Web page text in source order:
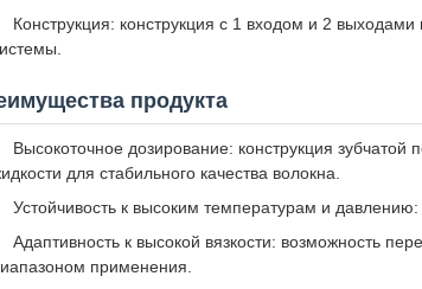
Конструкция: конструкция с 1 входом и 2
продукта
Высокоточное дозирование: конструкция
для стабильного качества волокна.
Устойчивость к высоким температурам и
Адаптивность к высокой вязкости: возможность
применения.